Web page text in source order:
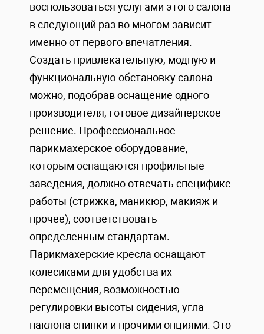
воспользоваться услугами этого салона
в следующий раз во многом зависит
именно от первого впечатления.
Создать привлекательную, модную и
функциональную обстановку салона
можно, подобрав оснащение одного
производителя, готовое дизайнерское
решение. Профессиональное
парикмахерское оборудование,
которым оснащаются профильные
заведения, должно отвечать специфике
работы (стрижка, маникюр, макияж и
прочее), соответствовать
определенным стандартам.
Парикмахерские кресла оснащают
колесиками для удобства их
перемещения, возможностью
регулировки высоты сидения, угла
наклона спинки и прочими опциями. Это